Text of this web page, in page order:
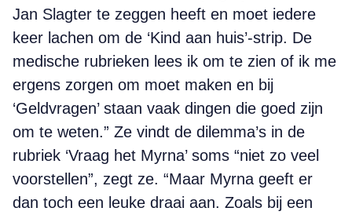
Jan Slagter te zeggen heeft en moet iedere
keer lachen om de ‘Kind aan huis’-strip. De
medische rubrieken lees ik om te zien of ik me
ergens zorgen om moet maken en bij
‘Geldvragen’ staan vaak dingen die goed zijn
om te weten.” Ze vindt de dilemma’s in de
rubriek ‘Vraag het Myrna’ soms “niet zo veel
voorstellen”, zegt ze. “Maar Myrna geeft er
dan toch een leuke draai aan. Zoals bij een